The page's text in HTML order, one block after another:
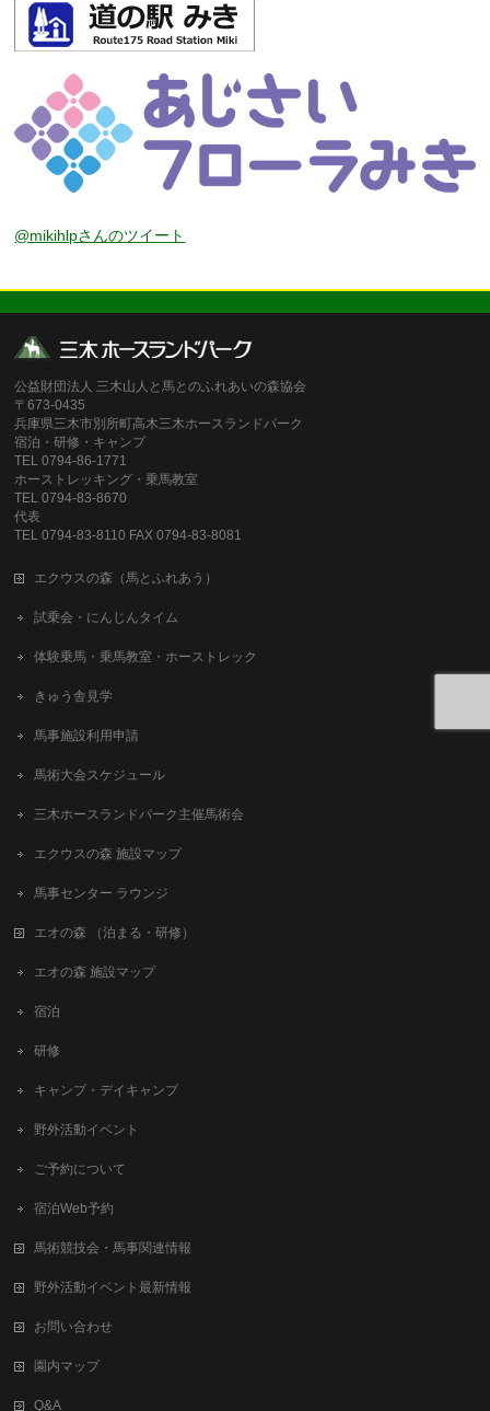
@mikihlpさんのツイート
公益財団法人 三木山人と馬とのふれあいの森協会
〒673-0435
兵庫県三木市別所町高木三木ホースランドパーク
宿泊・研修・キャンプ
TEL 0794-86-1771
ホーストレッキング・乗馬教室
TEL 0794-83-8670
代表
TEL 0794-83-8110 FAX 0794-83-8081
エクウスの森（馬とふれあう）
試乗会・にんじんタイム
体験乗馬・乗馬教室・ホーストレック
きゅう舎見学
馬事施設利用申請
馬術大会スケジュール
三木ホースランドパーク主催馬術会
エクウスの森 施設マップ
馬事センター ラウンジ
エオの森 （泊まる・研修）
エオの森 施設マップ
宿泊
研修
キャンプ・デイキャンプ
野外活動イベント
ご予約について
宿泊Web予約
馬術競技会・馬事関連情報
野外活動イベント最新情報
お問い合わせ
園内マップ
Q&A